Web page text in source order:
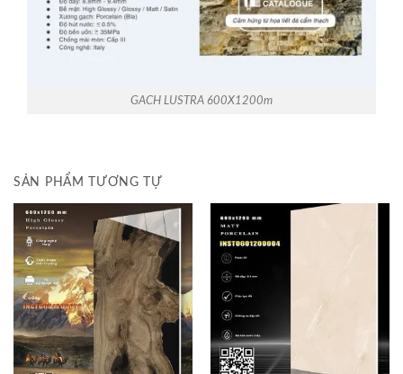
GACH LUSTRA 600X1200m
SẢN PHẨM TƯƠNG TỰ